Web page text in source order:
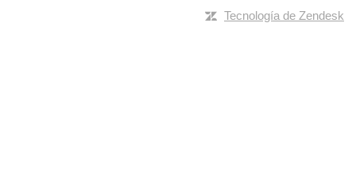
Tecnología de Zendesk